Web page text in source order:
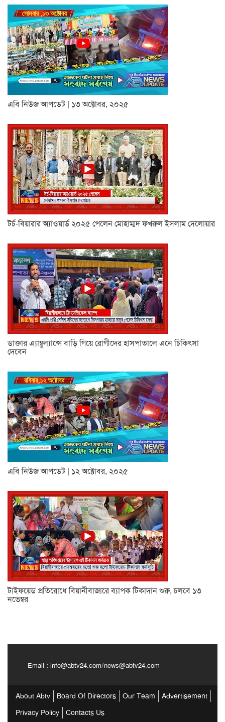
এবি নিউজ আপডেট | ১৩ অক্টোবর, ২০২৫
টর্চ-বিয়ারার অ্যাওয়ার্ড ২০২৫ পেলেন মোহাম্মদ ফখরুল ইসলাম দেলোয়ার
ডাক্তার এ্যাম্বুল্যান্সে বাড়ি গিয়ে রোগীদের হাসপাতালে এনে চিকিৎসা
দেবেন
এবি নিউজ আপডেট | ১২ অক্টোবর, ২০২৫
টাইফয়েড প্রতিরোধে বিয়ানীবাজারে ব্যাপক টিকাদান শুরু, চলবে ১৩
নভেম্বর
Email : info@abtv24.com/news@abtv24.com
About Abtv Board Of Directors Our Team
Advertisement
Privacy Policy
Contacts Us